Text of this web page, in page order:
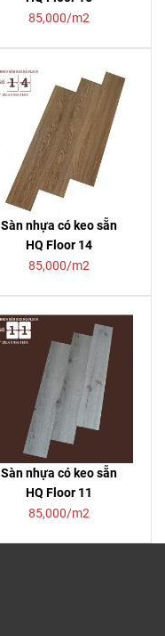
85,000/m2
Sàn nhựa có keo sẵn
HQ Floor 14
85,000/m2
Sàn nhựa có keo sẵn
HQ Floor 11
85,000/m2